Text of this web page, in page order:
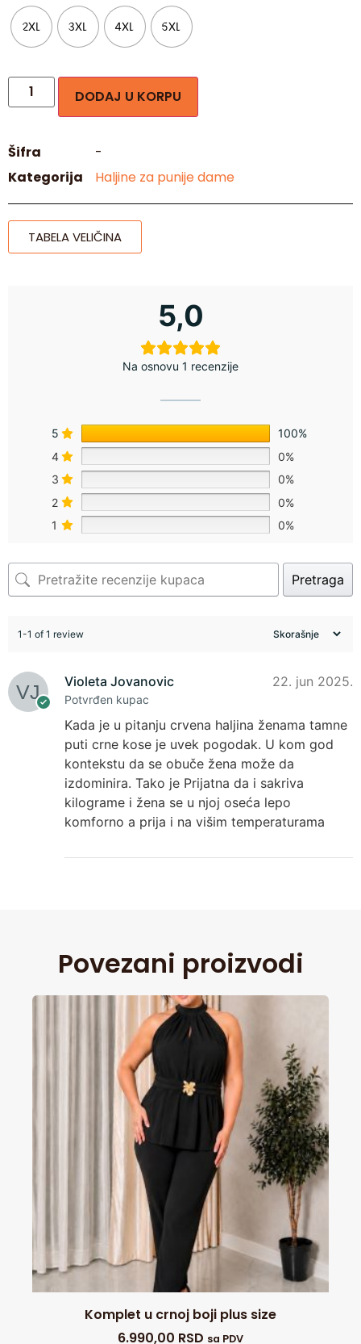
2XL 3XL 4XL 5XL
DODAJ U KORPU
Šifra
-
Kategorija
Haljine za punije dame
TABELA VELIČINA
5,0
Na osnovu 1 recenzije
5
100%
4
0%
3
0%
2
0%
1
0%
Pretraga
1-1 of 1 review
Violeta Jovanovic
Potvrđen kupac
22. jun 2025.
Kada je u pitanju crvena haljina ženama tamne
puti crne kose je uvek pogodak. U kom god
kontekstu da se obuče žena može da
izdominira. Tako je Prijatna da i sakriva
kilograme i žena se u njoj oseća lepo
komforno a prija i na višim temperaturama
Povezani proizvodi
Komplet u crnoj boji plus size
6.990,00 RSD sa PDV